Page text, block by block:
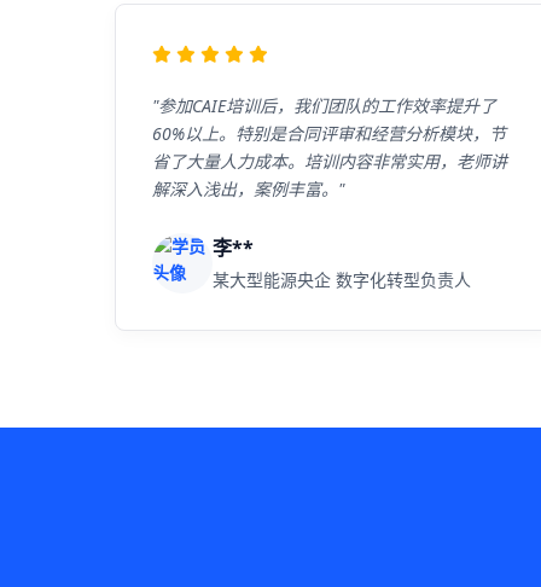
"参加CAIE培训后，我们团队的工作效率提升了
60%以上。特别是合同评审和经营分析模块，节
省了大量人力成本。培训内容非常实用，老师讲
解深入浅出，案例丰富。"
李**
某大型能源央企 数字化转型负责人